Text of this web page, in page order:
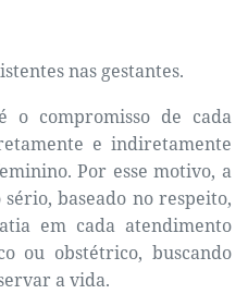
nas gestantes.
o compromisso de cada
e indiretamente
Por esse motivo, a
baseado no respeito,
em cada atendimento
ou obstétrico, buscando
a vida.